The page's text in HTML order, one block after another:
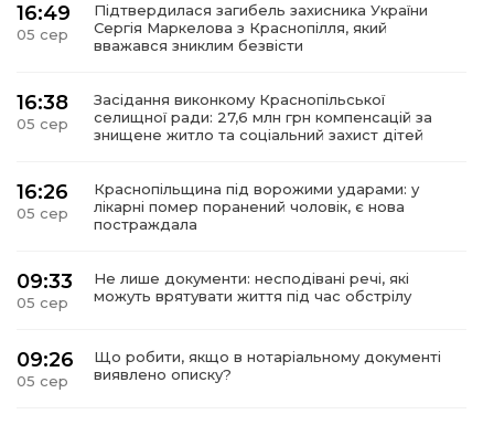
16:49
05 сер
Підтвердилася загибель захисника України
Сергія Маркелова з Краснопілля, який
вважався зниклим безвісти
16:38
05 сер
Засідання виконкому Краснопільської
селищної ради: 27,6 млн грн компенсацій за
знищене житло та соціальний захист дітей
16:26
05 сер
Краснопільщина під ворожими ударами: у
лікарні помер поранений чоловік, є нова
постраждала
09:33
05 сер
Не лише документи: несподівані речі, які
можуть врятувати життя під час обстрілу
09:26
05 сер
Що робити, якщо в нотаріальному документі
виявлено описку?